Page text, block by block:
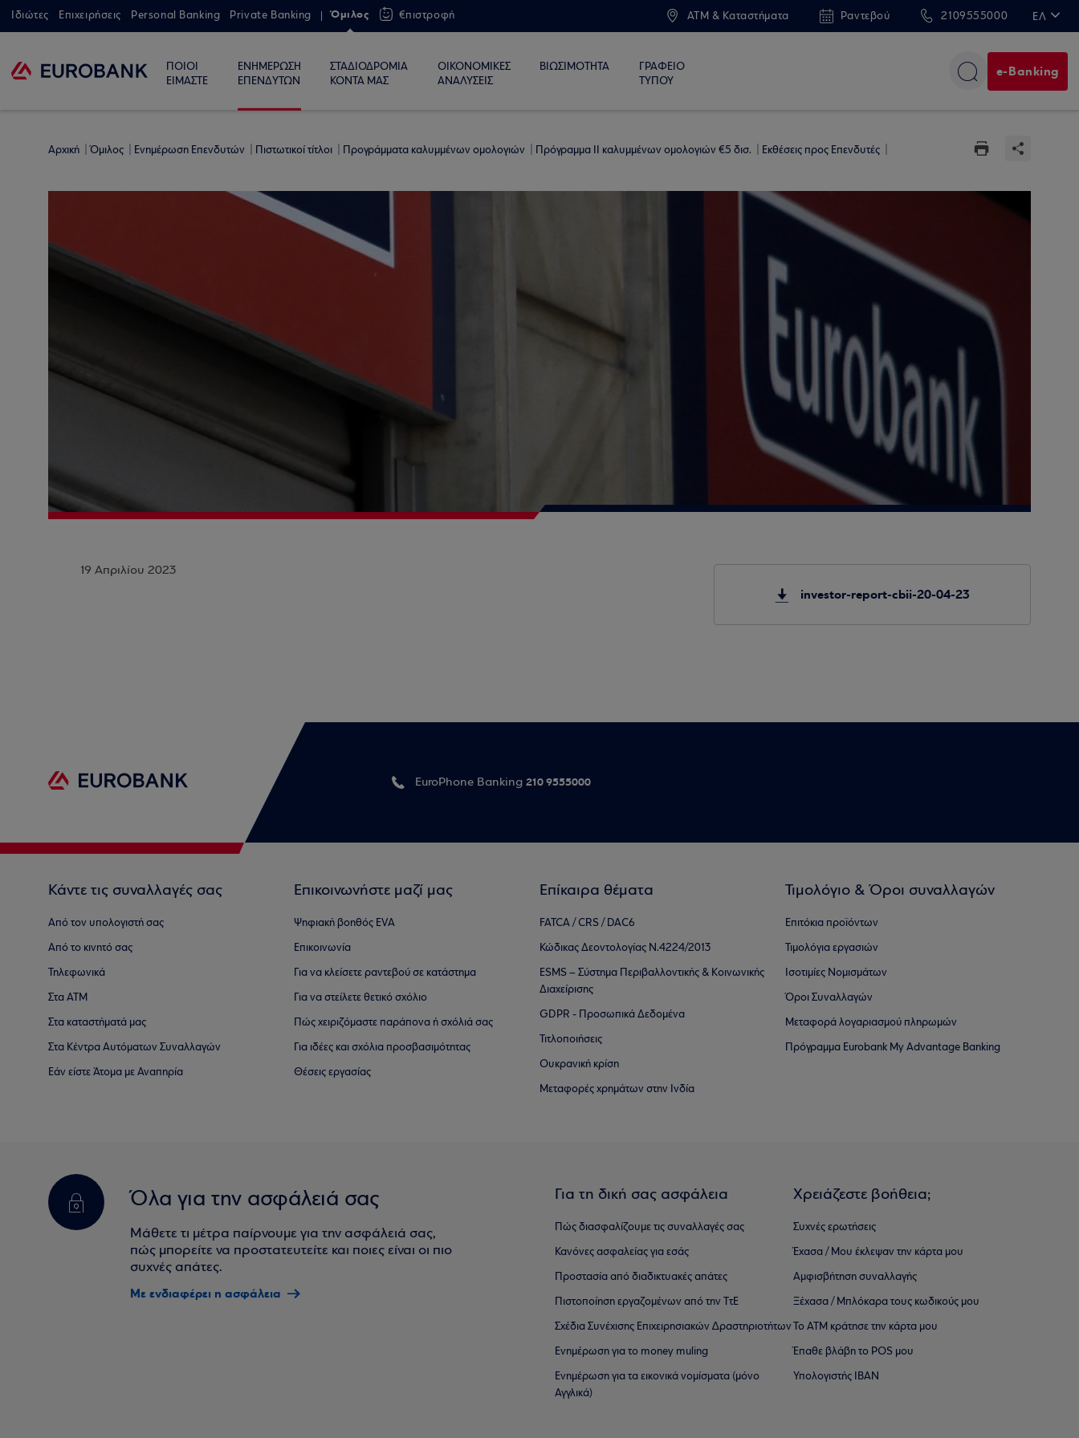
Ιδιώτες Επιχειρήσεις Personal Banking Private Banking Όμιλος €πιστροφή ATM & Καταστήματα Ραντεβού 2109555000 ΕΛ
ΠΟΙΟΙ
ΕΙΜΑΣΤΕ
ΕΝΗΜΕΡΩΣΗ
ΕΠΕΝΔΥΤΩΝ
ΣΤΑΔΙΟΔΡΟΜΙΑ
ΚΟΝΤΑ ΜΑΣ
ΟΙΚΟΝΟΜΙΚΕΣ
ΑΝΑΛΥΣΕΙΣ
ΒΙΩΣΙΜΟΤΗΤΑ
ΓΡΑΦΕΙΟ
ΤΥΠΟΥ
e-Banking
Αρχική Όμιλος Ενημέρωση Επενδυτών Πιστωτικοί τίτλοι Προγράμματα καλυμμένων ομολογιών Πρόγραμμα ΙΙ καλυμμένων ομολογιών €5 δισ. Εκθέσεις προς Επενδυτές
19 Απριλίου 2023
investor-report-cbii-20-04-23
EuroPhone Banking 210 9555000
Κάντε τις συναλλαγές σας
Από τον υπολογιστή σας
Από το κινητό σας
Τηλεφωνικά
Στα ΑΤΜ
Στα καταστήματά μας
Στα Κέντρα Αυτόματων Συναλλαγών
Εάν είστε Άτομα με Αναπηρία
Επικοινωνήστε μαζί μας
Ψηφιακή βοηθός EVA
Επικοινωνία
Για να κλείσετε ραντεβού σε κατάστημα
Για να στείλετε θετικό σχόλιο
Πώς χειριζόμαστε παράπονα ή σχόλιά σας
Για ιδέες και σχόλια προσβασιμότητας
Θέσεις εργασίας
Επίκαιρα θέματα
FATCA / CRS / DAC6
Κώδικας Δεοντολογίας Ν.4224/2013
ESMS – Σύστημα Περιβαλλοντικής & Κοινωνικής
Διαχείρισης
GDPR - Προσωπικά Δεδομένα
Τιτλοποιήσεις
Ουκρανική κρίση
Μεταφορές χρημάτων στην Ινδία
Τιμολόγιο & Όροι συναλλαγών
Επιτόκια προϊόντων
Τιμολόγια εργασιών
Ισοτιμίες Νομισμάτων
Όροι Συναλλαγών
Μεταφορά λογαριασμού πληρωμών
Πρόγραμμα Eurobank My Advantage Banking
Όλα για την ασφάλειά σας
Μάθετε τι μέτρα παίρνουμε για την ασφάλειά σας,
πώς μπορείτε να προστατευτείτε και ποιες είναι οι πιο
συχνές απάτες.
Με ενδιαφέρει η ασφάλεια
Για τη δική σας ασφάλεια
Πώς διασφαλίζουμε τις συναλλαγές σας
Κανόνες ασφαλείας για εσάς
Προστασία από διαδικτυακές απάτες
Πιστοποίηση εργαζομένων από την ΤτΕ
Σχέδια Συνέχισης Επιχειρησιακών ∆ραστηριοτήτων
Ενημέρωση για το money muling
Ενημέρωση για τα εικονικά νομίσματα (μόνο
Αγγλικά)
Χρειάζεστε βοήθεια;
Συχνές ερωτήσεις
Έχασα / Μου έκλεψαν την κάρτα μου
Αμφισβήτηση συναλλαγής
Ξέχασα / Μπλόκαρα τους κωδικούς μου
Το ΑΤΜ κράτησε την κάρτα μου
Έπαθε βλάβη το POS μου
Υπολογιστής IBAN